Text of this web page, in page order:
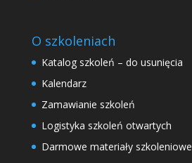
O szkoleniach
Katalog szkoleń – do usunięcia
Kalendarz
Zamawianie szkoleń
Logistyka szkoleń otwartych
Darmowe materiały szkoleniowe